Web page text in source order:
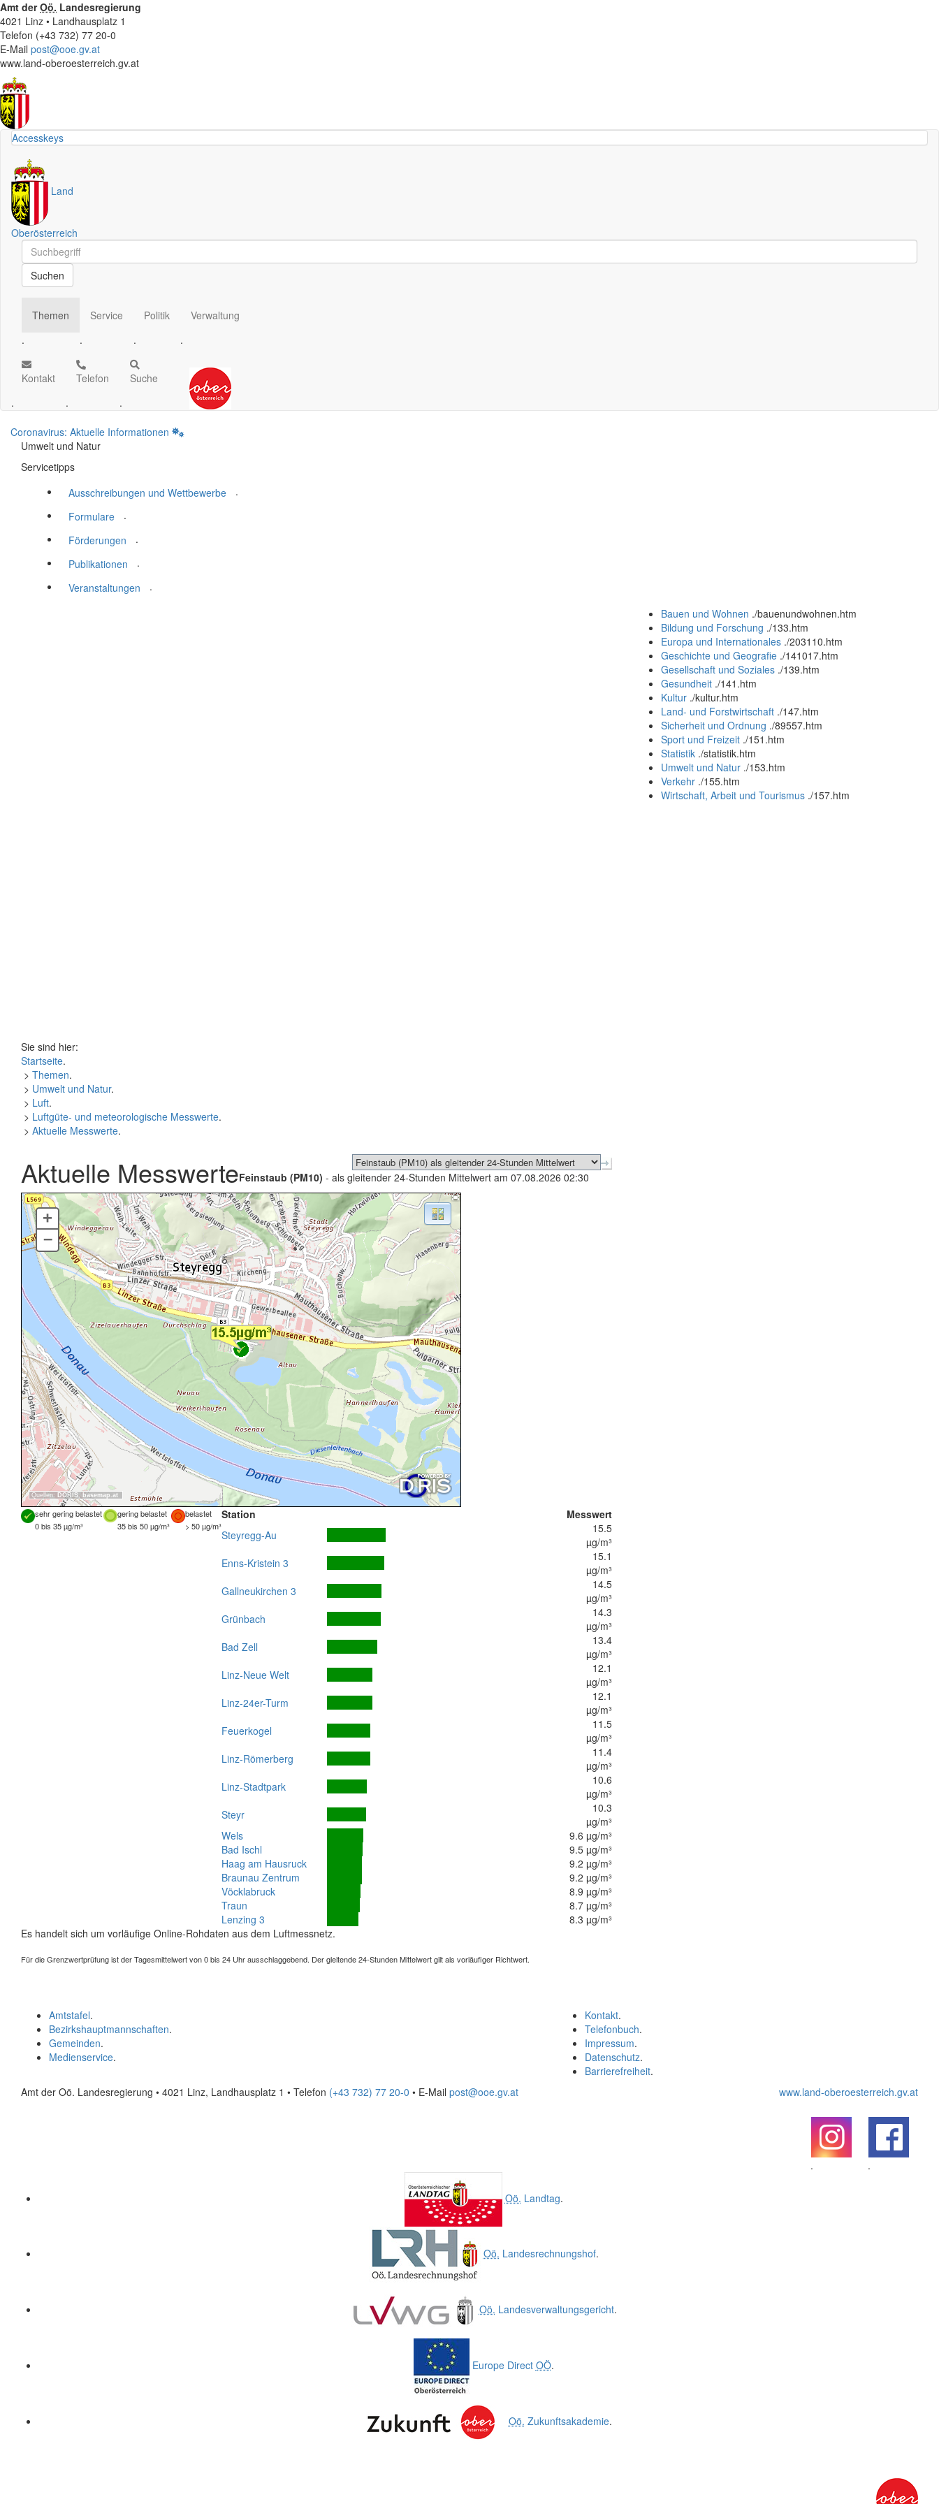
Amt derOö. Landesregierung
4021 Linz • Landhausplatz 1
Telefon (+43 732) 77 20-0
E-Mail post@ooe.gv.at
www.land-oberoesterreich.gv.at
Accesskeys
Land
Oberösterreich
Schnellsuche
Schnellsuche
Suchen
Themen
.
Service
.
Politik
.
Verwaltung
.
Kontakt
.
Telefon
.
Suche
.
Coronavirus: Aktuelle Informationen
Umwelt und Natur
Servicetipps
Ausschreibungen und Wettbewerbe
.
Formulare
.
Förderungen
.
Publikationen
.
Veranstaltungen
.
Bauen und Wohnen ./bauenundwohnen.htm
Bildung und Forschung ./133.htm
Europa und Internationales ./203110.htm
Geschichte und Geografie ./141017.htm
Gesellschaft und Soziales ./139.htm
Gesundheit ./141.htm
Kultur ./kultur.htm
Land- und Forstwirtschaft ./147.htm
Sicherheit und Ordnung ./89557.htm
Sport und Freizeit ./151.htm
Statistik ./statistik.htm
Umwelt und Natur ./153.htm
Verkehr ./155.htm
Wirtschaft, Arbeit und Tourismus ./157.htm
Sie sind hier:
Startseite.
> Themen.
> Umwelt und Natur.
> Luft.
> Luftgüte- und meteorologische Messwerte.
> Aktuelle Messwerte.
Aktuelle MesswerteFeinstaub (PM10) - als gleitender 24-Stunden Mittelwert am 07.08.2026 02:30
Quellen: DORIS, basemap.at
+
–
sehr gering belastet gering belastet
belastet
0 bis 35 µg/m³
35 bis 50 µg/m³ > 50 µg/m³
Station
Messwert
Steyregg-Au
15.5
µg/m³
Enns-Kristein 3
15.1
µg/m³
Gallneukirchen 3
14.5
µg/m³
Grünbach
14.3
µg/m³
Bad Zell
13.4
µg/m³
Linz-Neue Welt
12.1
µg/m³
Linz-24er-Turm
12.1
µg/m³
Feuerkogel
11.5
µg/m³
Linz-Römerberg
11.4
µg/m³
Linz-Stadtpark
10.6
µg/m³
Steyr
10.3
µg/m³
Wels
9.6 µg/m³
Bad Ischl
9.5 µg/m³
Haag am Hausruck
9.2 µg/m³
Braunau Zentrum
9.2 µg/m³
Vöcklabruck
8.9 µg/m³
Traun
8.7 µg/m³
Lenzing 3
8.3 µg/m³
Es handelt sich um vorläufige Online-Rohdaten aus dem Luftmessnetz.
Für die Grenzwertprüfung ist der Tagesmittelwert von 0 bis 24 Uhr ausschlaggebend. Der gleitende 24-Stunden Mittelwert gilt als vorläufiger Richtwert.
Kontakt.
Telefonbuch.
Impressum.
Datenschutz.
Barrierefreiheit.
Amtstafel.
Bezirkshauptmannschaften.
Gemeinden.
Medienservice.
Amt der Oö. Landesregierung • 4021 Linz, Landhausplatz 1 • Telefon (+43 732) 77 20-0 • E-Mail post@ooe.gv.at www.land-oberoesterreich.gv.at
.
.
Oö. Landtag.
Oö. Landesrechnungshof.
Oö. Landesverwaltungsgericht.
Europe Direct OÖ.
Oö. Zukunftsakademie.